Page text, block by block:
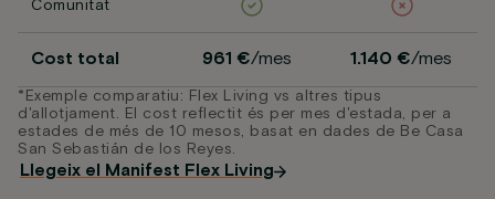
Comunitat
Cost total 961 €/mes 1.140 €/mes
*Exemple comparatiu: Flex Living vs altres tipus
d'allotjament. El cost reflectit és per mes d'estada, per a
estades de més de 10 mesos, basat en dades de Be Casa
San Sebastián de los Reyes.
Llegeix el Manifest Flex Living